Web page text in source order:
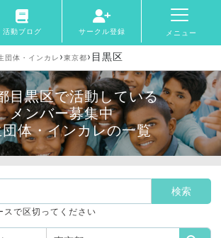
活動ブログ サークル登録 メニュー
団体・インカレ ›東京都› 目黒区
目黒区で活動している
メンバー募集中
体・インカレの一覧
で区切ってください